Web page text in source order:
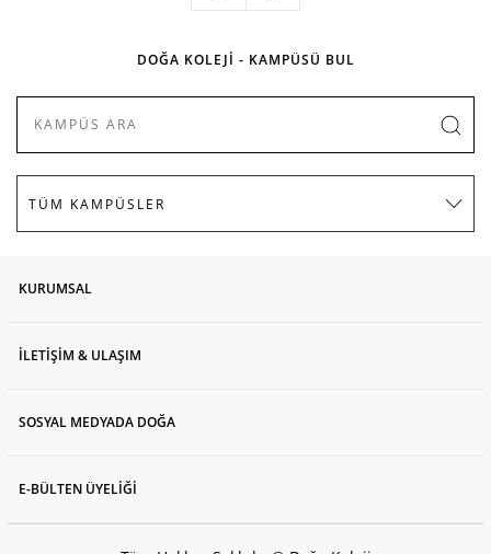
DOĞA KOLEJİ - KAMPÜSÜ BUL
KURUMSAL
İLETİŞİM & ULAŞIM
SOSYAL MEDYADA DOĞA
E-BÜLTEN ÜYELİĞİ